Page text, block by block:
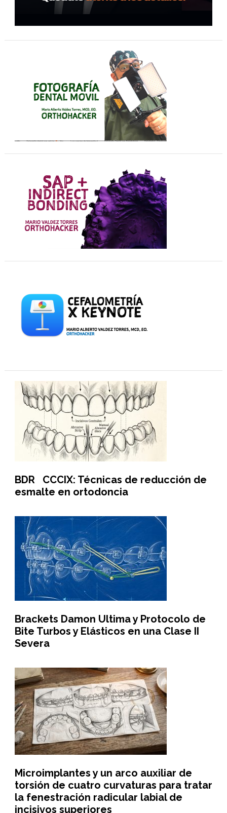
BDR CCCIX: Técnicas de reducción de
esmalte en ortodoncia
Brackets Damon Ultima y Protocolo de
Bite Turbos y Elásticos en una Clase II
Severa
Microimplantes y un arco auxiliar de
torsión de cuatro curvaturas para tratar
la fenestración radicular labial de
incisivos superiores